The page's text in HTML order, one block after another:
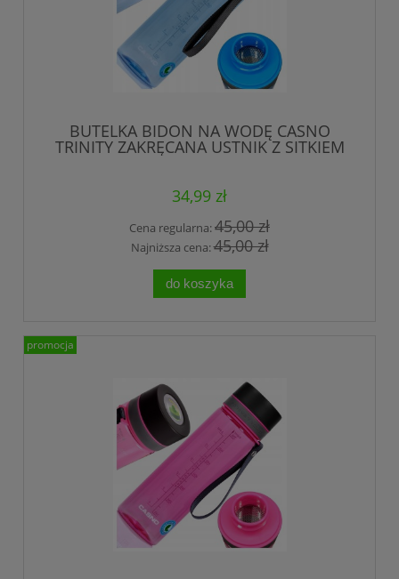
BUTELKA BIDON NA WODĘ CASNO
TRINITY ZAKRĘCANA USTNIK Z SITKIEM
34,99 zł
Cena regularna:45,00 zł
Najniższa cena:45,00 zł
do koszyka
promocja